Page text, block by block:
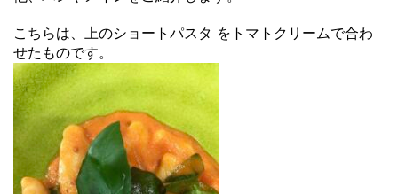
こちらは、上のショートパスタ をトマトクリームで合わ
せたものです。